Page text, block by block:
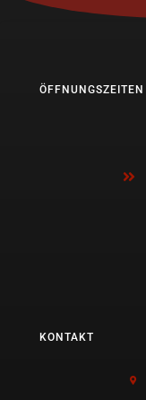
ÖFFNUNGSZEITEN
KONTAKT